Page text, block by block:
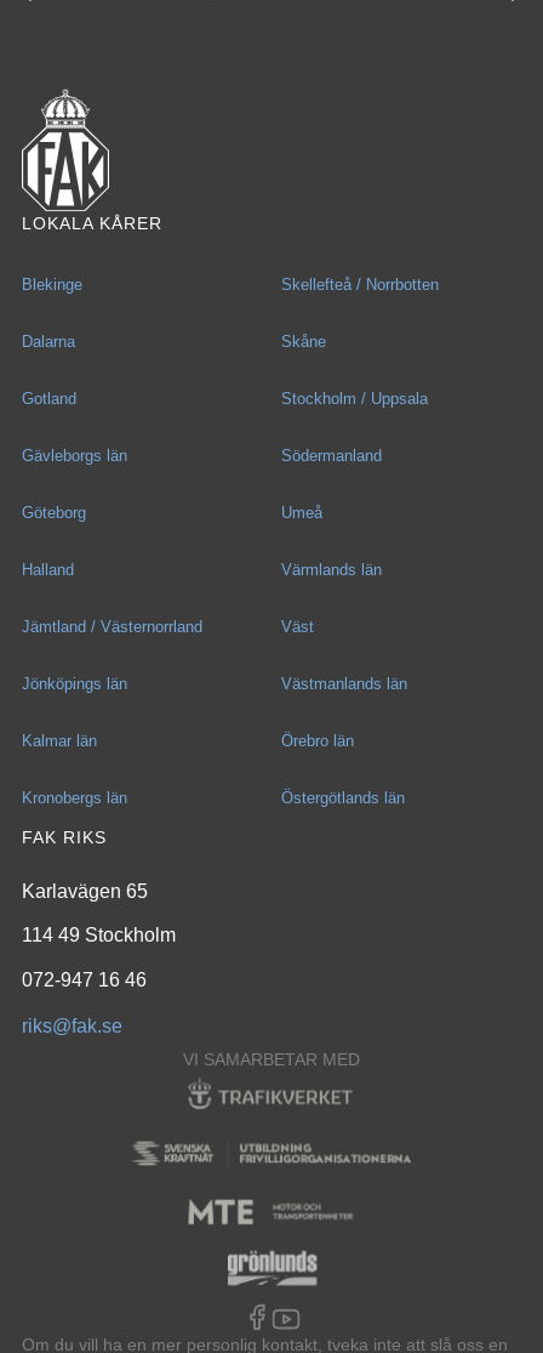
LOKALA KÅRER
Blekinge
Dalarna
Gotland
Gävleborgs län
Göteborg
Halland
Jämtland / Västernorrland
Jönköpings län
Kalmar län
Kronobergs län
Skellefteå / Norrbotten
Skåne
Stockholm / Uppsala
Södermanland
Umeå
Värmlands län
Väst
Västmanlands län
Örebro län
Östergötlands län
FAK RIKS
Karlavägen 65
114 49 Stockholm
072-947 16 46
riks@fak.se
VI SAMARBETAR MED
Om du vill ha en mer personlig kontakt, tveka inte att slå oss en